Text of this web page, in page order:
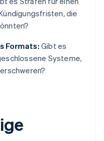
die
Formats: Gibt es
Systeme,